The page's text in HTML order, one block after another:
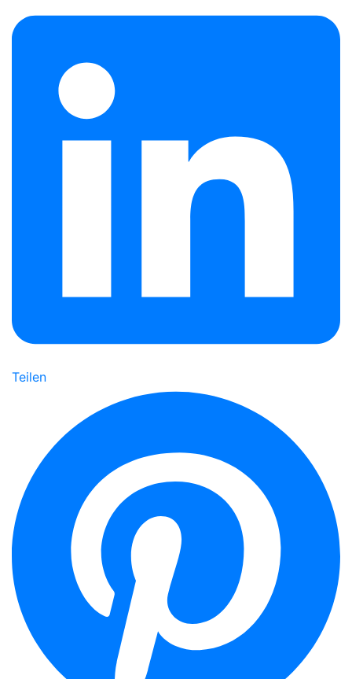
Teilen